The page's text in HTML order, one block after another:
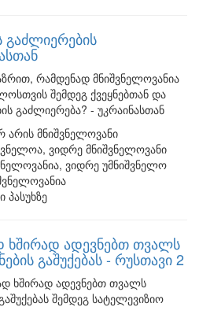
გაძლიერების
რამდენად მნიშვნელოვანია
შემდეგ ქვეყნებთან და
გაძლიერება? - უკრაინასთან
მნიშვნელოვანი
ვიდრე მნიშვნელოვანი
ვიდრე უმნიშვნელო
პასუხზე
ხშირად ადევნებთ თვალს
გაშუქებას - რუსთავი 2
ხშირად ადევნებთ თვალს
შემდეგ სატელევიზიო